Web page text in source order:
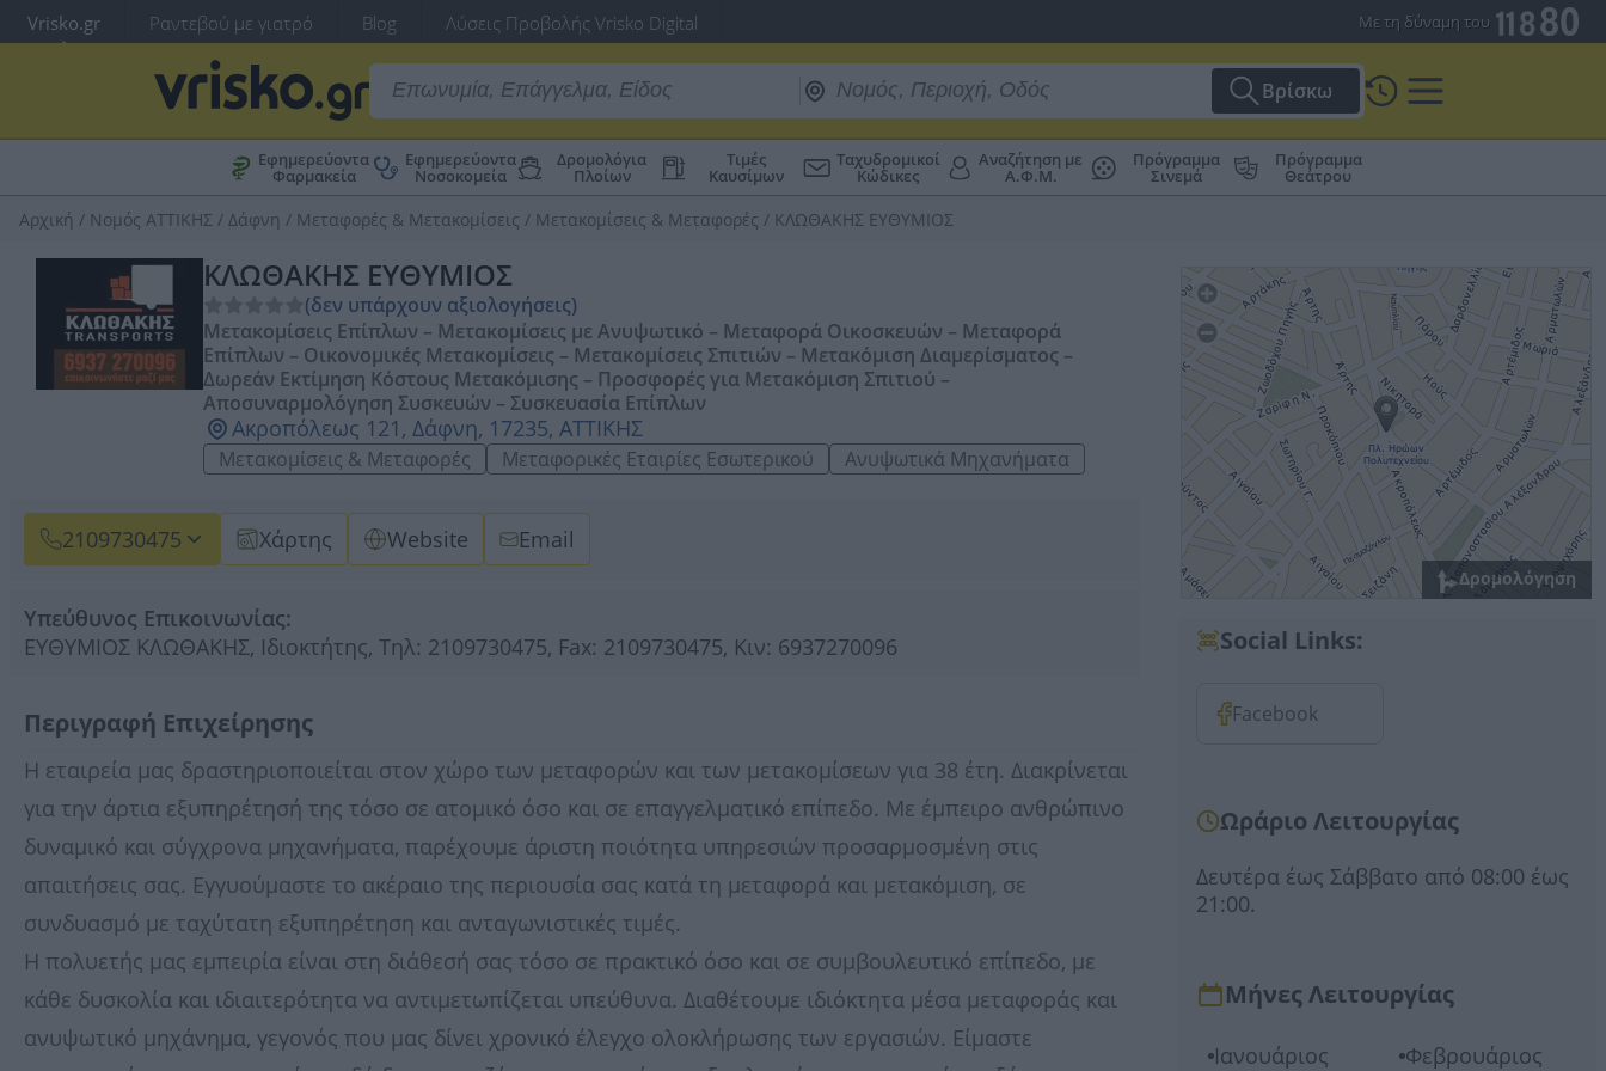
Vrisko.gr Ραντεβού με γιατρό Blog Λύσεις Προβολής Vrisko Digital Με τη δύναμη του
Βρίσκω
Εφημερεύοντα
Φαρμακεία
Εφημερεύοντα
Νοσοκομεία
Δρομολόγια
Πλοίων
Τιμές
Καυσίμων
Ταχυδρομικοί
Κώδικες
Αναζήτηση με
Α.Φ.Μ.
Πρόγραμμα
Σινεμά
Πρόγραμμα
Θεάτρου
Αρχική / Νομός ΑΤΤΙΚΗΣ / Δάφνη / Μεταφορές & Μετακομίσεις / Μετακομίσεις & Μεταφορές / ΚΛΩΘΑΚΗΣ ΕΥΘΥΜΙΟΣ
ΚΛΩΘΑΚΗΣ ΕΥΘΥΜΙΟΣ
(δεν υπάρχουν αξιολογήσεις)
Μετακομίσεις Επίπλων – Μετακομίσεις με Ανυψωτικό – Μεταφορά Οικοσκευών – Μεταφορά
Επίπλων – Οικονομικές Μετακομίσεις – Μετακομίσεις Σπιτιών – Μετακόμιση Διαμερίσματος –
Δωρεάν Εκτίμηση Κόστους Μετακόμισης – Προσφορές για Μετακόμιση Σπιτιού –
Αποσυναρμολόγηση Συσκευών – Συσκευασία Επίπλων
Ακροπόλεως 121, Δάφνη, 17235, ΑΤΤΙΚΗΣ
Μετακομίσεις & Μεταφορές Μεταφορικές Εταιρίες Εσωτερικού Ανυψωτικά Μηχανήματα
2109730475 Χάρτης Website Email
Υπεύθυνος Επικοινωνίας:
ΕΥΘΥΜΙΟΣ ΚΛΩΘΑΚΗΣ, Ιδιοκτήτης, Τηλ: 2109730475, Fax: 2109730475, Κιν: 6937270096
Περιγραφή Επιχείρησης
Η εταιρεία μας δραστηριοποιείται στον χώρο των μεταφορών και των μετακομίσεων για 38 έτη. Διακρίνεται
για την άρτια εξυπηρέτησή της τόσο σε ατομικό όσο και σε επαγγελματικό επίπεδο. Με έμπειρο ανθρώπινο
δυναμικό και σύγχρονα μηχανήματα, παρέχουμε άριστη ποιότητα υπηρεσιών προσαρμοσμένη στις
απαιτήσεις σας. Εγγυούμαστε το ακέραιο της περιουσία σας κατά τη μεταφορά και μετακόμιση, σε
συνδυασμό με ταχύτατη εξυπηρέτηση και ανταγωνιστικές τιμές.
Η πολυετής μας εμπειρία είναι στη διάθεσή σας τόσο σε πρακτικό όσο και σε συμβουλευτικό επίπεδο, με
κάθε δυσκολία και ιδιαιτερότητα να αντιμετωπίζεται υπεύθυνα. Διαθέτουμε ιδιόκτητα μέσα μεταφοράς και
ανυψωτικό μηχάνημα, γεγονός που μας δίνει χρονικό έλεγχο ολοκλήρωσης των εργασιών. Είμαστε
Δρομολόγηση
Social Links:
Facebook
Ωράριο Λειτουργίας
Δευτέρα έως Σάββατο από 08:00 έως
21:00.
Μήνες Λειτουργίας
Ιανουάριος
Φεβρουάριος